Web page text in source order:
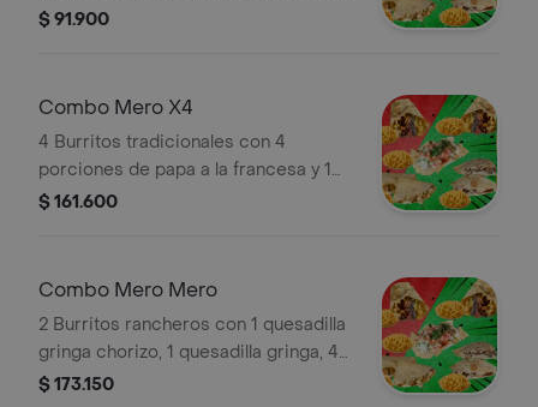
a elección.
$ 91.900
Combo Mero X4
4 Burritos tradicionales con 4
porciones de papa a la francesa y 1
gaseosa 2.5 l.
$ 161.600
Combo Mero Mero
2 Burritos rancheros con 1 quesadilla
gringa chorizo, 1 quesadilla gringa, 4
porciones de papa a la francesa, 1
$ 173.150